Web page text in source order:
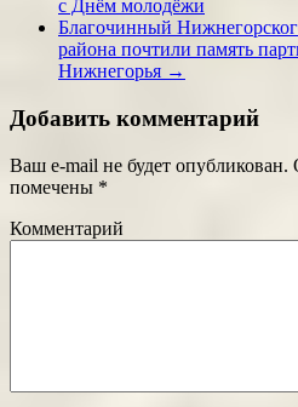
с Днём молодёжи
Благочинный
района почтили память
Нижнегорья →
Добавить комментарий
Ваш e-mail не будет опубликован.
помечены *
Комментарий